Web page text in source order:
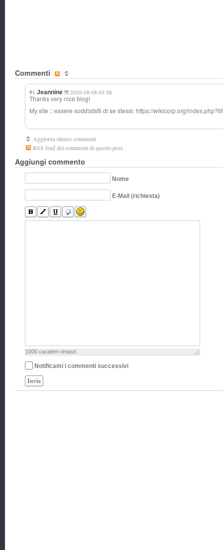
Commenti
#1 Jeannine 2020-08-08 00:38
Thanks very nice blog!
My site :: essere soddisfatti di se stessi: https://wikicorp.org/
Aggiorna elenco commenti
RSS feed dei commenti di questo post.
Aggiungi commento
Nome
E-Mail (richiesta)
1000 caratteri rimasti
Notificami i commenti successivi
Invia